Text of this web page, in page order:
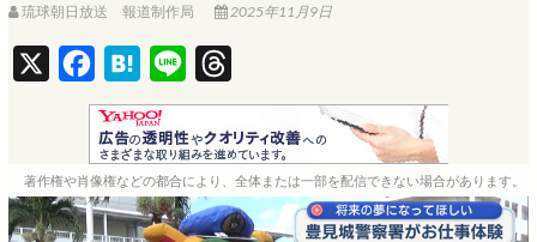
琉球朝日放送 報道制作局 2025年11月9日
a
c
e
b
H
a
t
e
n
i
n
e
h
r
e
a
著作権や肖像権などの都合により、全体または一部を配信できない場合があります。